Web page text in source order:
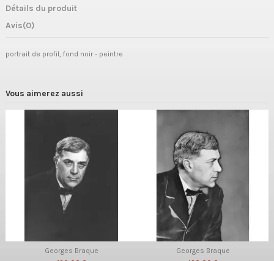
Détails du produit
Avis(0)
portrait de profil, fond noir - peintre
Vous aimerez aussi
Georges Braque
Georges Braque